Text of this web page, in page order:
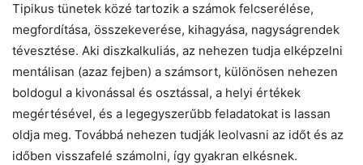
Tipikus tünetek közé tartozik a számok felcserélése,
megfordítása, összekeverése, kihagyása, nagyságrendek
tévesztése. Aki diszkalkuliás, az nehezen tudja elképzelni
mentálisan (azaz fejben) a számsort, különösen nehezen
boldogul a kivonással és osztással, a helyi értékek
megértésével, és a legegyszerűbb feladatokat is lassan
oldja meg. Továbbá nehezen tudják leolvasni az időt és az
időben visszafelé számolni, így gyakran elkésnek.